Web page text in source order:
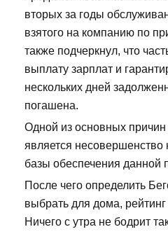
вторых за годы
взятого на компанию по
также подчеркнул, что
выплату зарплат и
нескольких дней
погашена.
Одной из основных
является
базы обеспечения данной
После чего определить
выбрать для дома,
Ничего с утра не бодрит